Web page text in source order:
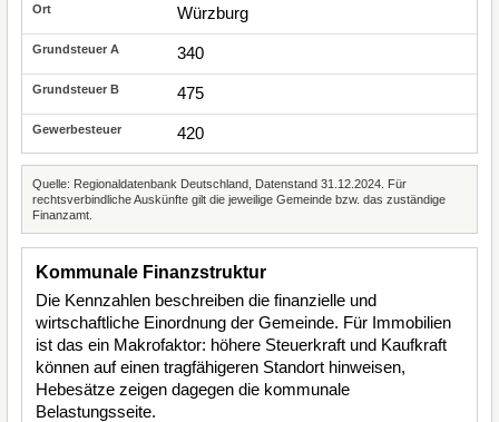
Würzburg
340
475
420
Quelle: Regionaldatenbank Deutschland, Datenstand 31.12.2024. Für
rechtsverbindliche Auskünfte gilt die jeweilige Gemeinde bzw. das zuständige
Finanzamt.
Kommunale Finanzstruktur
Die Kennzahlen beschreiben die finanzielle und
wirtschaftliche Einordnung der Gemeinde. Für Immobilien
ist das ein Makrofaktor: höhere Steuerkraft und Kaufkraft
können auf einen tragfähigeren Standort hinweisen,
Hebesätze zeigen dagegen die kommunale
Belastungsseite.